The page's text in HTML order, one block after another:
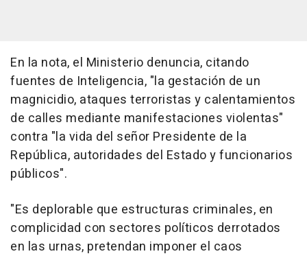
En la nota, el Ministerio denuncia, citando
fuentes de Inteligencia, "la gestación de un
magnicidio, ataques terroristas y calentamientos
de calles mediante manifestaciones violentas"
contra "la vida del señor Presidente de la
República, autoridades del Estado y funcionarios
públicos".
"Es deplorable que estructuras criminales, en
complicidad con sectores políticos derrotados
en las urnas, pretendan imponer el caos